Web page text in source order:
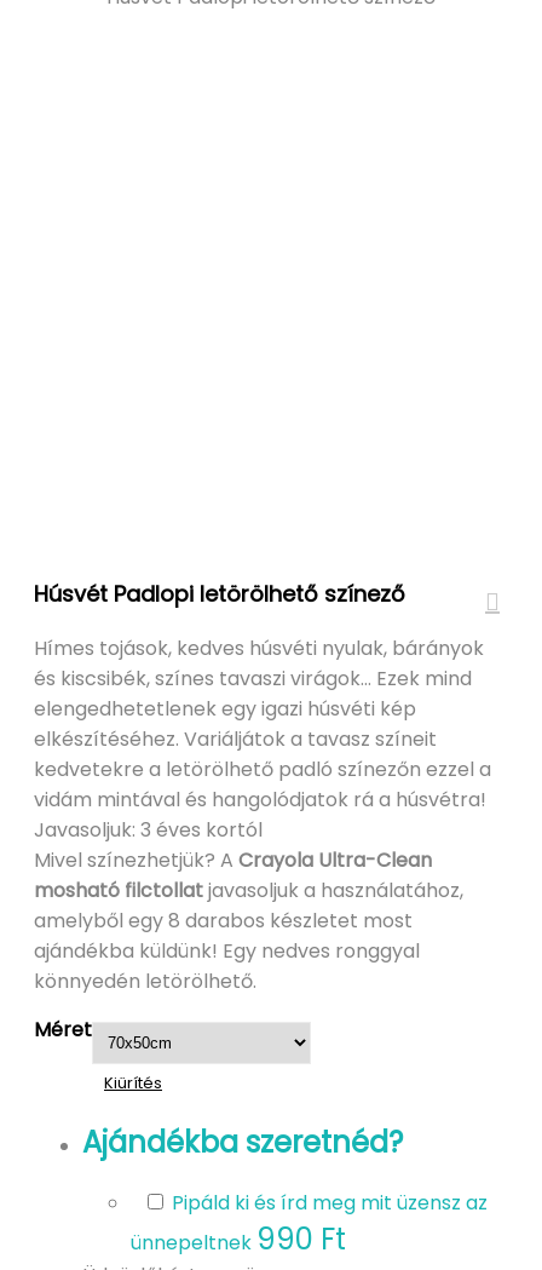
Húsvét Padlopi letörölhető színező
Hímes tojások, kedves húsvéti nyulak, bárányok
és kiscsibék, színes tavaszi virágok… Ezek mind
elengedhetetlenek egy igazi húsvéti kép
elkészítéséhez. Variáljátok a tavasz színeit
kedvetekre a letörölhető padló színezőn ezzel a
vidám mintával és hangolódjatok rá a húsvétra!
Javasoljuk: 3 éves kortól
Mivel színezhetjük? A Crayola Ultra-Clean
mosható filctollatjavasoljuk a használatához,
amelyből egy 8 darabos készletet most
ajándékba küldünk! Egy nedves ronggyal
könnyedén letörölhető.
Méret
Kiürítés
Ajándékba szeretnéd?
Pipáld ki és írd meg mit üzensz az
ünnepeltnek 990 Ft